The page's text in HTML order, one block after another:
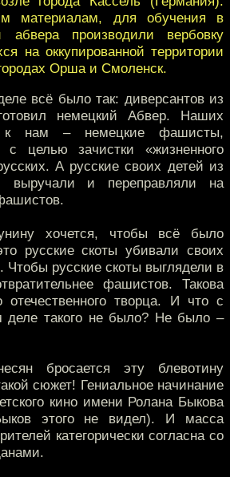
материалам, для обучения в
абвера производили вербовку
на оккупированной территории
Орша и Смоленск.
всё было так: диверсантов из
немецкий Абвер. Наших
к нам – немецкие фашисты,
целью зачистки «жизненного
А русские своих детей из
выручали и переправляли на
хочется, чтобы всё было
русские скоты убивали своих
Чтобы русские скоты выглядели в
фашистов. Такова
отечественного творца. И что с
деле такого не было? Не было –
бросается эту блевотину
сюжет! Гениальное начинание
кино имени Ролана Быкова
этого не видел). И масса
категорически согласна со